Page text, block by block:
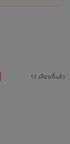
10 เดือนที่แล้ว